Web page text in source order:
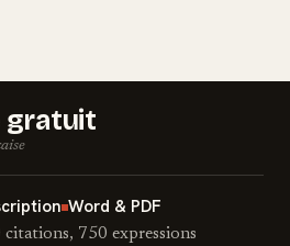
gratuit
Word & PDF
750 expressions